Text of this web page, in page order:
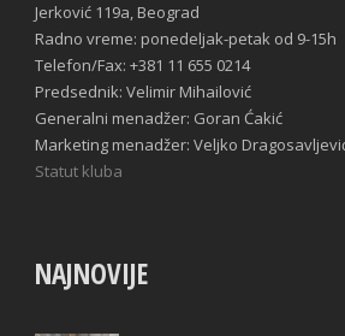
Jerković 119a, Beograd
Radno vreme: ponedeljak-petak od 9-15h
Telefon/Fax: +381 11 655 0214
Predsednik: Velimir Mihailović
Generalni menadžer: Goran Ćakić
Marketing menadžer: Veljko
Statut kluba
NAJNOVIJE